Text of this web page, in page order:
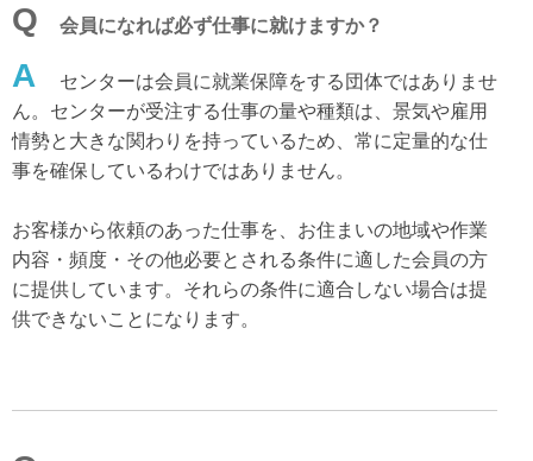
Q 会員になれば必ず仕事に就けますか？
A
センターは会員に就業保障をする団体ではありませ
ん。センターが受注する仕事の量や種類は、景気や雇用
情勢と大きな関わりを持っているため、常に定量的な仕
事を確保しているわけではありません。
お客様から依頼のあった仕事を、お住まいの地域や作業
内容・頻度・その他必要とされる条件に適した会員の方
に提供しています。それらの条件に適合しない場合は提
供できないことになります。